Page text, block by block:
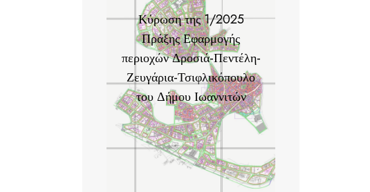
Κύρωση της 1/2025
Πράξης Εφαρμογής
περιοχών Δροσιά-Πεντέλη-
Ζευγάρια-Τσιφλικόπουλο
του Δήμου Ιωαννιτών